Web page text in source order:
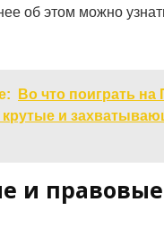
об этом можно
Во что поиграть на
и
и правовые